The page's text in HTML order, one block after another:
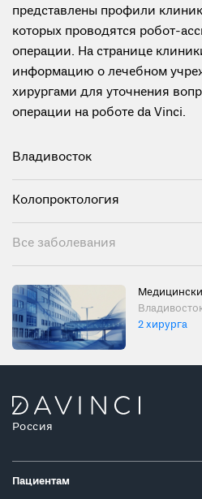
представлены профили
которых проводятся робот-
операции. На странице
информацию о лечебном
хирургами для уточнения
операции на роботе da Vinci.
Владивосток
Колопроктология
Все заболевания
2 хирурга
Россия
Пациентам